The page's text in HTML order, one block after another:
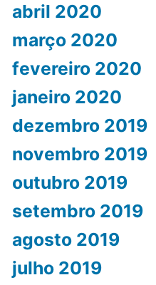
abril 2020
março 2020
fevereiro 2020
janeiro 2020
dezembro 2019
novembro 2019
outubro 2019
setembro 2019
agosto 2019
julho 2019